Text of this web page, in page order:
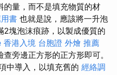
的量，而不是填充物質的材
書 也就是說，應該將一升泡
2塊泡沫痕跡，以製成優質的
香港入境 台胞證 外燴 推薦
旁邊正方形的正方形即可。
中導入，以填充舊的 經絡調